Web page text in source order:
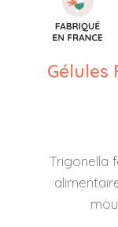
Gélules
Trigonella